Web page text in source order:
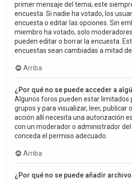
primer mensaje del tema; este
encuesta. Si nadie ha votado, los
encuesta o editar las opciones. Sin
miembro ha votado, solo
pueden editar o borrar la encuesta.
encuestas sean cambiadas a mitad de
Arriba
¿Por qué no se puede acceder a
Algunos foros pueden estar limitados
grupos y para visualizar, leer, publicar
acción allí necesita una autorización
con un moderador o administrador
conceda el permiso adecuado.
Arriba
¿Por qué no se puede añadir